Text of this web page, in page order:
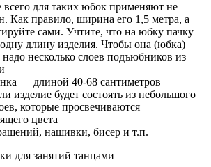
для таких юбок применяют не
Как правило, ширина его 1,5 метра, а
сами. Учтите, что на юбку пачку
длину изделия. Чтобы она (юбка)
несколько слоев подъюбников из
— длиной 40-68 сантиметров
изделие будет состоять из небольшого
которые просвечиваются
цвета
нашивки, бисер и т.п.
для занятий танцами